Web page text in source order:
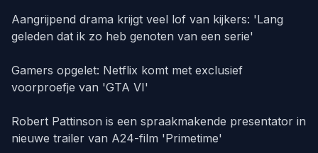
Aangrijpend drama krijgt veel lof van kijkers: 'Lang
geleden dat ik zo heb genoten van een serie'
Gamers opgelet: Netflix komt met exclusief
voorproefje van 'GTA VI'
Robert Pattinson is een spraakmakende presentator in
nieuwe trailer van A24-film 'Primetime'